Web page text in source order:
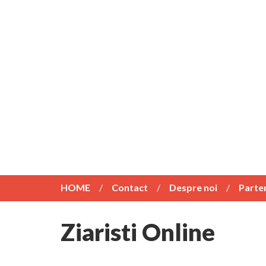
HOME Contact Despre noi
Ziaristi Online